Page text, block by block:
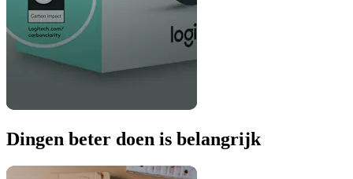
Dingen beter doen is belangrijk